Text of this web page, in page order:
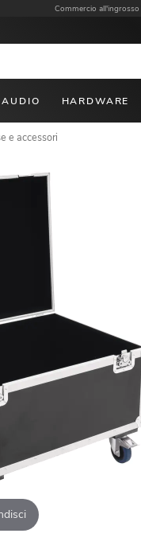
Commercio all'ingrosso
AUDIO HARDWARE
e accessori